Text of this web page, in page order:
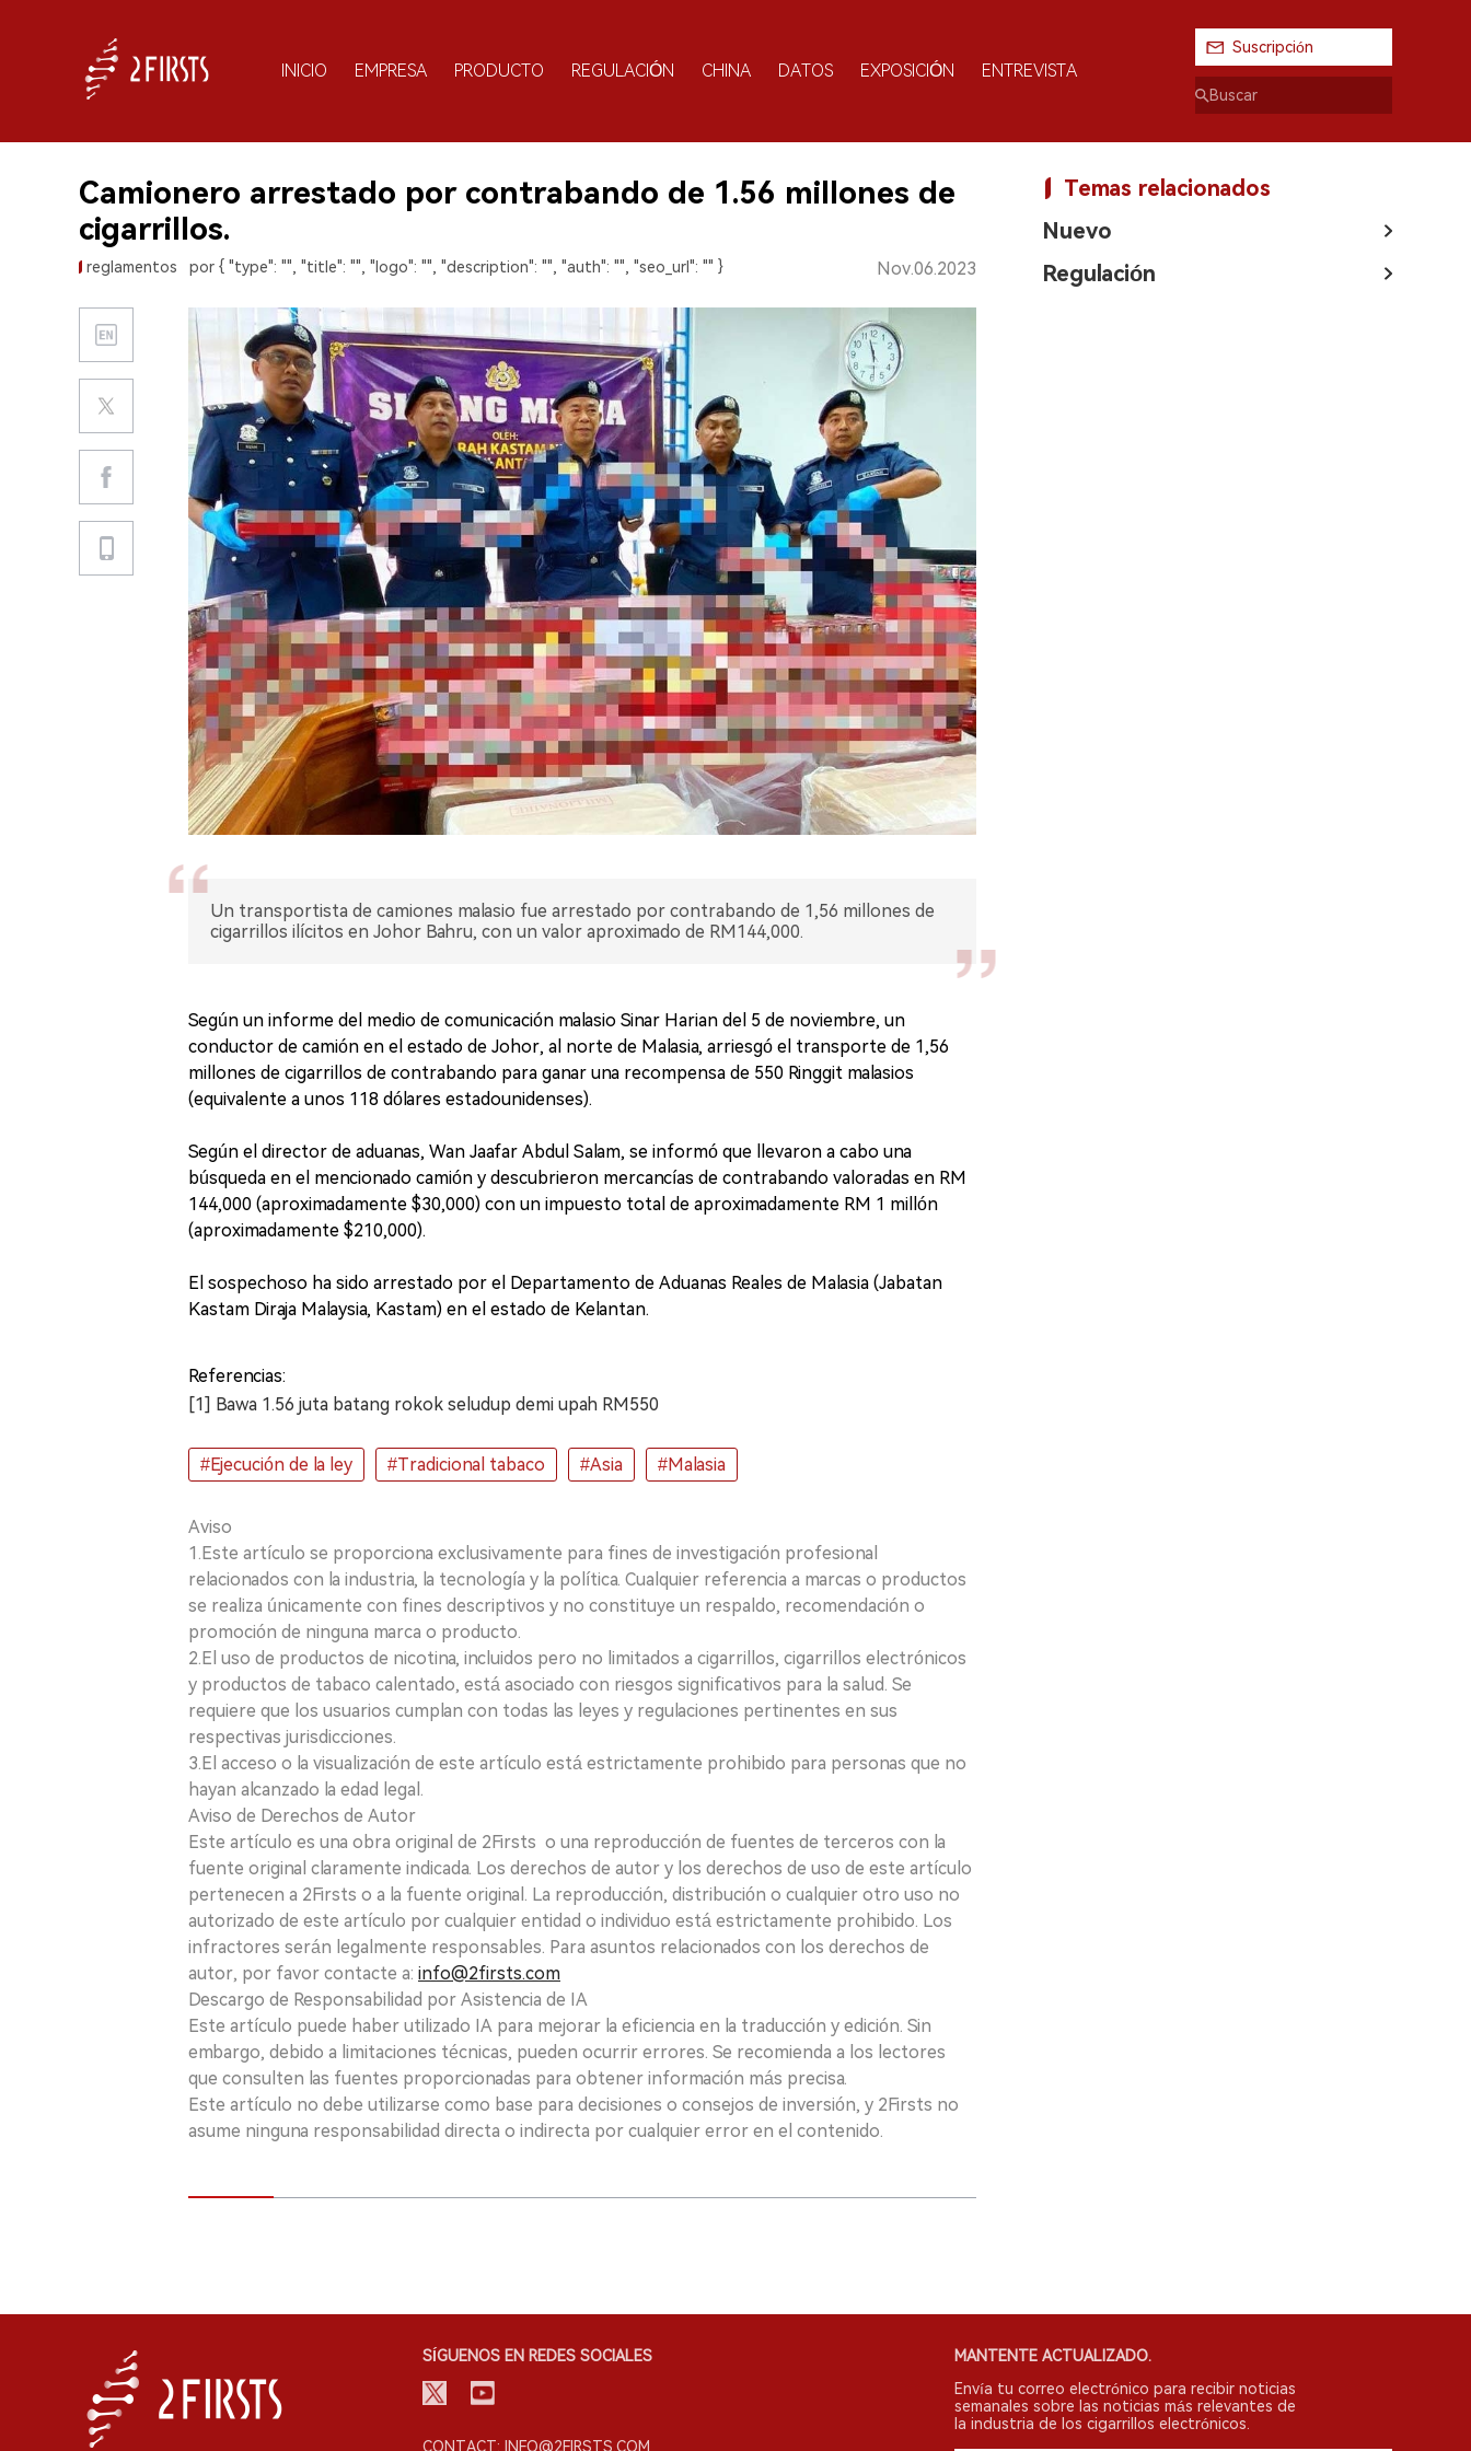
INICIO EMPRESA PRODUCTO REGULACIÓN CHINA DATOS EXPOSICIÓN ENTREVISTA
Suscripción
Camionero arrestado por contrabando de 1.56 millones de
cigarrillos.
reglamentos por { "type": "", "title": "", "logo": "", "description": "", "auth": "", "seo_url": "" } Nov.06.2023
Un transportista de camiones malasio fue arrestado por contrabando de 1,56 millones de
cigarrillos ilícitos en Johor Bahru, con un valor aproximado de RM144,000.
Según un informe del medio de comunicación malasio Sinar Harian del 5 de noviembre, un
conductor de camión en el estado de Johor, al norte de Malasia, arriesgó el transporte de 1,56
millones de cigarrillos de contrabando para ganar una recompensa de 550 Ringgit malasios
(equivalente a unos 118 dólares estadounidenses).
Según el director de aduanas, Wan Jaafar Abdul Salam, se informó que llevaron a cabo una
búsqueda en el mencionado camión y descubrieron mercancías de contrabando valoradas en RM
144,000 (aproximadamente $30,000) con un impuesto total de aproximadamente RM 1 millón
(aproximadamente $210,000).
El sospechoso ha sido arrestado por el Departamento de Aduanas Reales de Malasia (Jabatan
Kastam Diraja Malaysia, Kastam) en el estado de Kelantan.
Referencias:
[1] Bawa 1.56 juta batang rokok seludup demi upah RM550
#Ejecución de la ley #Tradicional tabaco #Asia #Malasia
Aviso
1.Este artículo se proporciona exclusivamente para fines de investigación profesional
relacionados con la industria, la tecnología y la política. Cualquier referencia a marcas o productos
se realiza únicamente con fines descriptivos y no constituye un respaldo, recomendación o
promoción de ninguna marca o producto.
2.El uso de productos de nicotina, incluidos pero no limitados a cigarrillos, cigarrillos electrónicos
y productos de tabaco calentado, está asociado con riesgos significativos para la salud. Se
requiere que los usuarios cumplan con todas las leyes y regulaciones pertinentes en sus
respectivas jurisdicciones.
3.El acceso o la visualización de este artículo está estrictamente prohibido para personas que no
hayan alcanzado la edad legal.
Aviso de Derechos de Autor
Este artículo es una obra original de 2Firsts o una reproducción de fuentes de terceros con la
fuente original claramente indicada. Los derechos de autor y los derechos de uso de este artículo
pertenecen a 2Firsts o a la fuente original. La reproducción, distribución o cualquier otro uso no
autorizado de este artículo por cualquier entidad o individuo está estrictamente prohibido. Los
infractores serán legalmente responsables. Para asuntos relacionados con los derechos de
autor, por favor contacte a: info@2firsts.com
Descargo de Responsabilidad por Asistencia de IA
Este artículo puede haber utilizado IA para mejorar la eficiencia en la traducción y edición. Sin
embargo, debido a limitaciones técnicas, pueden ocurrir errores. Se recomienda a los lectores
que consulten las fuentes proporcionadas para obtener información más precisa.
Este artículo no debe utilizarse como base para decisiones o consejos de inversión, y 2Firsts no
asume ninguna responsabilidad directa o indirecta por cualquier error en el contenido.
Temas relacionados
Nuevo
Regulación
SÍGUENOS EN REDES SOCIALES
CONTACT: INFO@2FIRSTS.COM
MANTENTE ACTUALIZADO.
Envía tu correo electrónico para recibir noticias
semanales sobre las noticias más relevantes de
la industria de los cigarrillos electrónicos.